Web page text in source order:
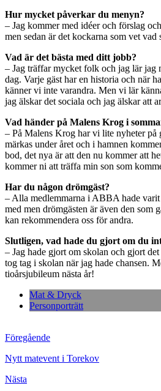
Hur mycket påverkar du menyn?
– Jag kommer med idéer och förslag
men sedan är det kockarna som vet vad
Vad är det bästa med ditt jobb?
– Jag träffar mycket folk och jag lär jag
dag. Varje gäst har en historia och när
känner vi inte varandra. Men vi lär
jag älskar det sociala och jag älskar att
Vad händer på Malens Krog i
– På Malens Krog har vi lite nyheter på
märkas under året och i hamnen
bod, det nya är att den nu kommer att
kommer ni att träffa min son som
Har du någon drömgäst?
– Alla medlemmarna i ABBA hade varit
med men drömgästen är även den som
kan rekommendera oss för andra.
Slutligen, vad hade du gjort om du
– Jag hade gjort om skolan och gjort
tog tag i skolan när jag hade chansen.
tioårsjubileum nästa år!
Mat & Dryck
Personporträtt
Föregående
Nytt matevent i Torekov
Nästa